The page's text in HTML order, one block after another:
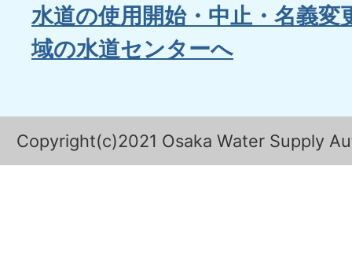
水道の使用開始・中止・名義変
域の水道センターへ
Copyright(c)2021 Osaka Water Supply